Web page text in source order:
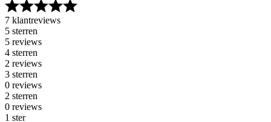
7 klantreviews
5 sterren
5 reviews
4 sterren
2 reviews
3 sterren
0 reviews
2 sterren
0 reviews
1 ster